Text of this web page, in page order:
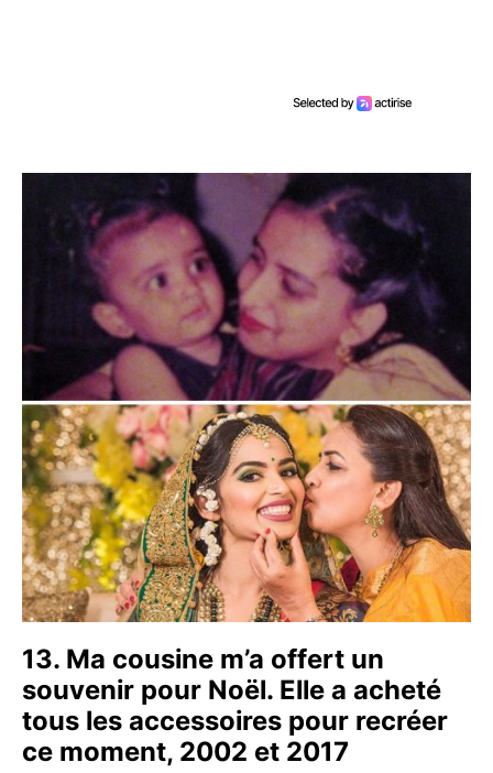
13. Ma cousine m’a offert un
souvenir pour Noël. Elle a acheté
tous les accessoires pour recréer
ce moment, 2002 et 2017